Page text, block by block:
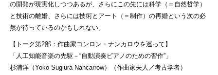
の開発が現実化しつつあるが、さらにこの先には科学（＝自然哲学）
と技術の離婚、さらには技術とアート（＝制作）の再婚という次の必
然が待っているのかもしれない。
【トーク第2部：作曲家コンロン・ナンカロウを巡って】
「人工知能音楽の先駆－“自動演奏ピアノのための習作”」
杉浦洋（Yoko Sugiura Nancarrow）（作曲家夫人／考古学者）